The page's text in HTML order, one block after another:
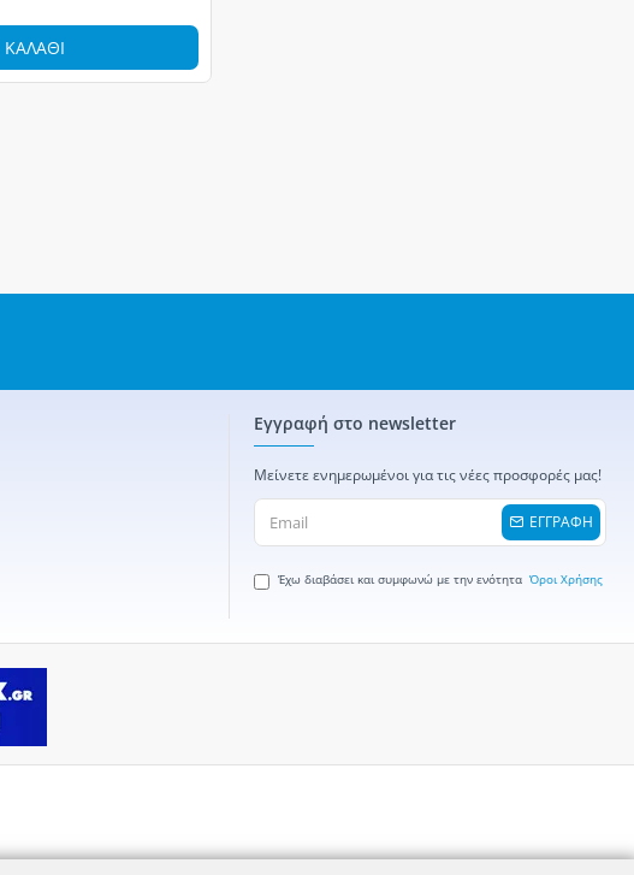
ΚΑΛΆΘΙ
Εγγραφή στο newsletter
Μείνετε ενημερωμένοι για τις νέες προσφορές μας!
ΕΓΓΡΑΦΗ
Έχω διαβάσει και συμφωνώ με την ενότητα Όροι Χρήσης